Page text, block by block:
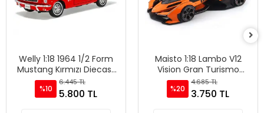
Welly 1:18 1964 1/2 Form
Mustang Kırmızı Diecast
Model Araba - 12519H-W
%10
6.445 TL
5.800 TL
Maisto 1:18 Lambo V12
Vision Gran Turismo
Diecast Model Araba
Turuncu - 36454
%20
4.685 TL
3.750 TL